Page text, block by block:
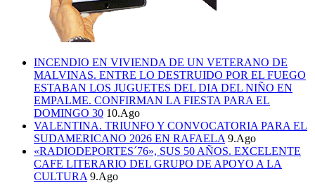
INCENDIO EN VIVIENDA DE UN VETERANO DE
MALVINAS. ENTRE LO DESTRUIDO POR EL FUEGO
ESTABAN LOS JUGUETES DEL DIA DEL NIÑO EN
EMPALME. CONFIRMAN LA FIESTA PARA EL
DOMINGO 30 10.Ago
VALENTINA. TRIUNFO Y CONVOCATORIA PARA EL
SUDAMERICANO 2026 EN RAFAELA 9.Ago
«RADIODEPORTES´76», SUS 50 AÑOS. EXCELENTE
CAFE LITERARIO DEL GRUPO DE APOYO A LA
CULTURA 9.Ago